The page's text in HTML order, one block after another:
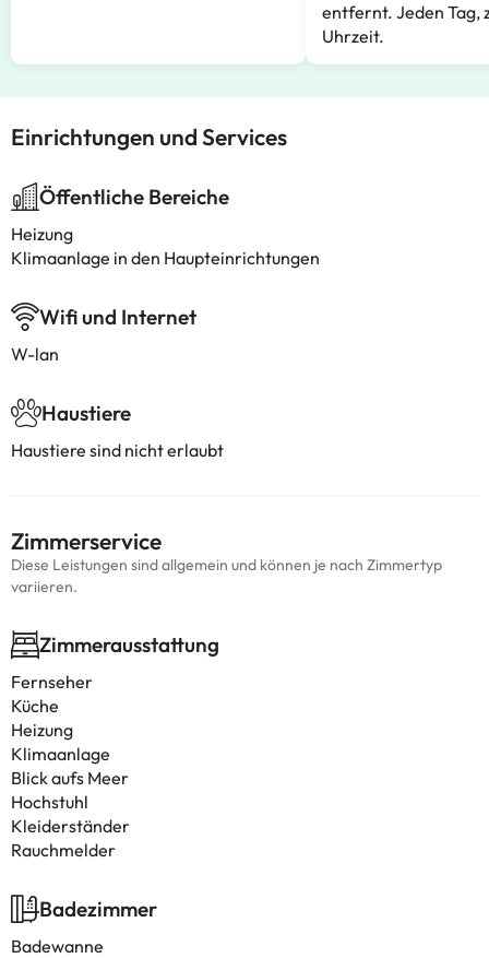
entfernt. Jeden Tag,
Uhrzeit.
Einrichtungen und Services
Öffentliche Bereiche
Heizung
Klimaanlage in den Haupteinrichtungen
Wifi und Internet
W-lan
Haustiere
Haustiere sind nicht erlaubt
Zimmerservice
Diese Leistungen sind allgemein und können je nach Zimmertyp
variieren.
Zimmerausstattung
Fernseher
Küche
Heizung
Klimaanlage
Blick aufs Meer
Hochstuhl
Kleiderständer
Rauchmelder
Badezimmer
Badewanne